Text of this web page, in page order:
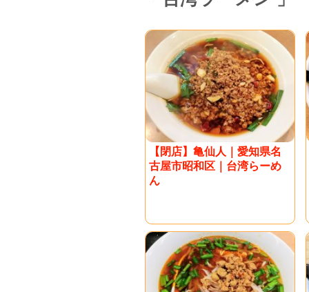
【閉店】亀仙人｜愛知県名
古屋市昭和区｜台湾らーめ
ん